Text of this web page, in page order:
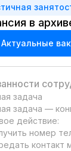
в
Актуальные
задача
задача —
действие:
номер
контакт